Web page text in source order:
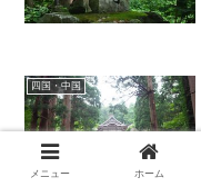
四国・中国
メニュー ホーム